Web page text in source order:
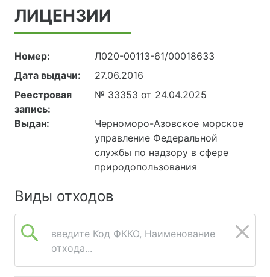
ЛИЦЕНЗИИ
Номер:
Л020-00113-61/00018633
Дата выдачи:
27.06.2016
Реестровая
запись:
№ 33353 от 24.04.2025
Выдан:
Черноморо-Азовское морское
управление Федеральной
службы по надзору в сфере
природопользования
Виды отходов
введите Код ФККО, Наименование
отхода...